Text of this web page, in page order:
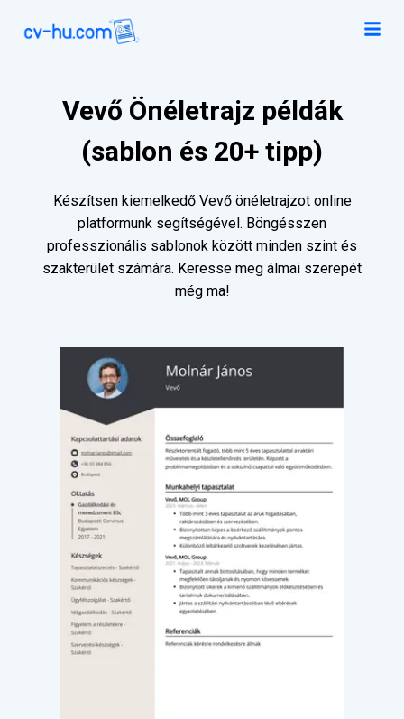
Vevő Önéletrajz példák
(sablon és 20+ tipp)
Készítsen kiemelkedő Vevő önéletrajzot online
platformunk segítségével. Böngésszen
professzionális sablonok között minden szint és
szakterület számára. Keresse meg álmai szerepét
még ma!